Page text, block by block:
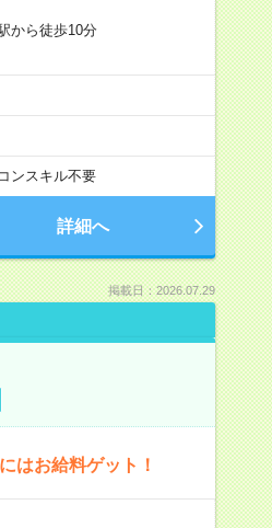
から徒歩10分
ンスキル不要
詳細へ
掲載日：2026.07.29
はお給料ゲット！